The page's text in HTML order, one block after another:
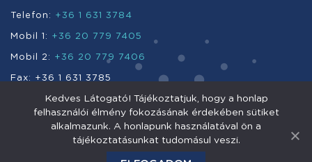
Telefon: +36 1 631 3784
Mobil 1: +36 20 779 7405
Mobil 2: +36 20 779 7406
Fax: +36 1 631 3785
e-mail:info@enefi.hu
Kedves Látogató! Tájékoztatjuk, hogy a honlap
felhasználói élmény fokozásának érdekében sütiket
alkalmazunk. A honlapunk használatával ön a
tájékoztatásunkat tudomásul veszi.